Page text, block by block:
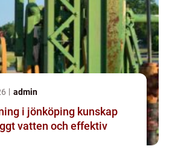
admin
i jönköping kunskap
vatten och effektiv